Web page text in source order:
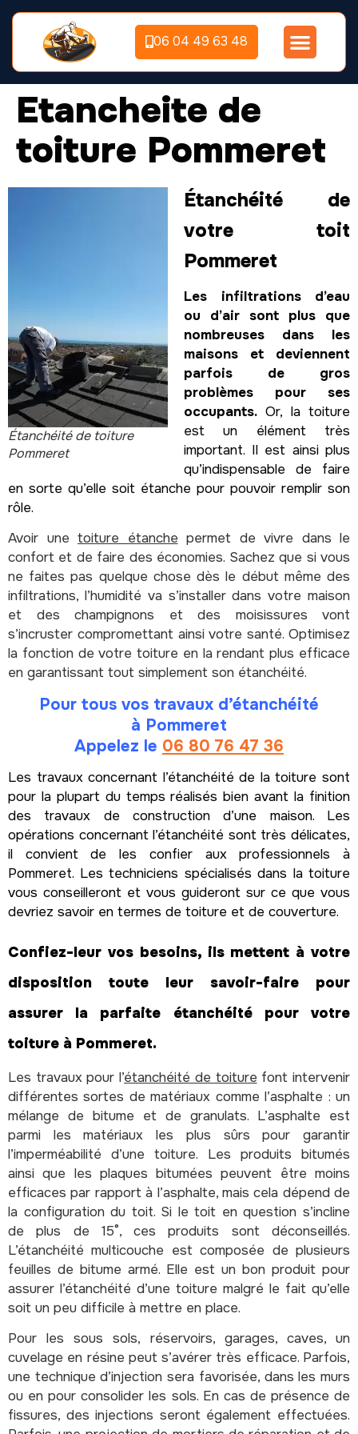
06 04 49 63 48
Etancheite de
toiture Pommeret
Étanchéité de toiture
Pommeret
Étanchéité de
votre toit
Pommeret
Les infiltrations d’eau
ou d’air sont plus que
nombreuses dans les
maisons et deviennent
parfois de gros
problèmes pour ses
occupants. Or, la toiture
est un élément très
important. Il est ainsi plus
qu’indispensable de faire
en sorte qu’elle soit étanche pour pouvoir remplir son
rôle.
Avoir une toiture étanche permet de vivre dans le
confort et de faire des économies. Sachez que si vous
ne faites pas quelque chose dès le début même des
infiltrations, l’humidité va s’installer dans votre maison
et des champignons et des moisissures vont
s’incruster compromettant ainsi votre santé. Optimisez
la fonction de votre toiture en la rendant plus efficace
en garantissant tout simplement son étanchéité.
Pour tous vos travaux d’étanchéité
à Pommeret
Appelez le 06 80 76 47 36
Les travaux concernant l’étanchéité de la toiture sont
pour la plupart du temps réalisés bien avant la finition
des travaux de construction d’une maison. Les
opérations concernant l’étanchéité sont très délicates,
il convient de les confier aux professionnels à
Pommeret. Les techniciens spécialisés dans la toiture
vous conseilleront et vous guideront sur ce que vous
devriez savoir en termes de toiture et de couverture.
Confiez-leur vos besoins, ils mettent à votre
disposition toute leur savoir-faire pour
assurer la parfaite étanchéité pour votre
toiture à Pommeret.
Les travaux pour l’étanchéité de toiture font intervenir
différentes sortes de matériaux comme l’asphalte : un
mélange de bitume et de granulats. L’asphalte est
parmi les matériaux les plus sûrs pour garantir
l’imperméabilité d’une toiture. Les produits bitumés
ainsi que les plaques bitumées peuvent être moins
efficaces par rapport à l’asphalte, mais cela dépend de
la configuration du toit. Si le toit en question s’incline
de plus de 15°, ces produits sont déconseillés.
L’étanchéité multicouche est composée de plusieurs
feuilles de bitume armé. Elle est un bon produit pour
assurer l’étanchéité d’une toiture malgré le fait qu’elle
soit un peu difficile à mettre en place.
Pour les sous sols, réservoirs, garages, caves, un
cuvelage en résine peut s’avérer très efficace. Parfois,
une technique d’injection sera favorisée, dans les murs
ou en pour consolider les sols. En cas de présence de
fissures, des injections seront également effectuées.